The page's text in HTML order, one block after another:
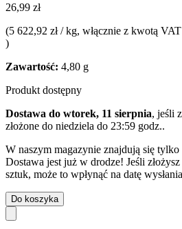
26,99 zł
(5 622,92 zł / kg, włącznie z kwotą
)
Zawartość: 4,80 g
Produkt dostępny
Dostawa do wtorek, 11 sierpnia, jeśli
złożone do niedziela do 23:59 godz..
W naszym magazynie znajdują się tylko
Dostawa jest już w drodze! Jeśli
sztuk, może to wpłynąć na datę
Do koszyka